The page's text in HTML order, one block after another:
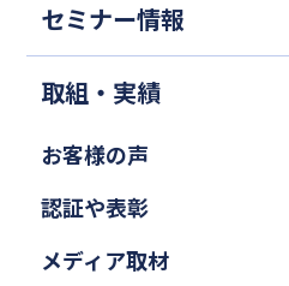
セミナー情報
取組・実績
お客様の声
認証や表彰
メディア取材